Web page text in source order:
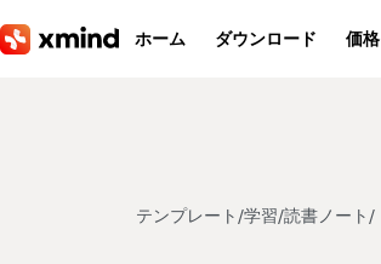
ホーム ダウンロード 価格
テンプレート /学習/読書ノート /